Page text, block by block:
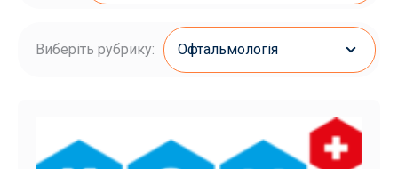
Виберіть рубрику: Офтальмологія